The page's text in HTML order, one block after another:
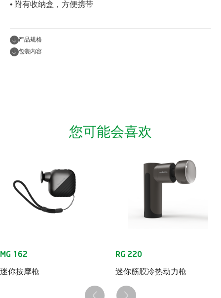
• 附有收纳盒，方便携带
产品规格
包装内容
您可能会喜欢
迷你按摩枪 迷你筋膜冷热动力枪